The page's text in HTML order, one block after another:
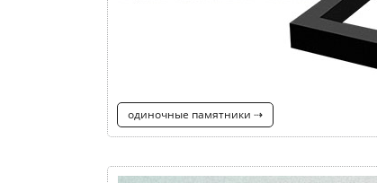
одиночные памятники ⇢